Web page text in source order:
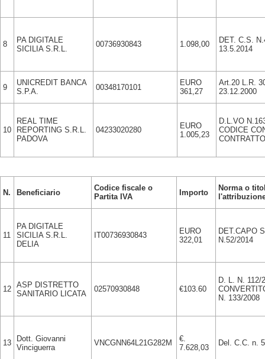
8
PA DIGITALE
SICILIA S.R.L.
00736930843 1.098,00
DET. C.S.
13.5.2014
9
UNICREDIT BANCA
S.P.A.
00348170101
EURO
361,27
Art.20 L.R.
23.12.2000
10
REAL TIME
REPORTING S.R.L.
PADOVA
04233020280
EURO
1.005,23
D.L.VO
CODICE
N. Beneficiario
Codice fiscale o
Partita IVA
Importo
Norma o
11
PA DIGITALE
SICILIA S.R.L.
DELIA
IT00736930843
EURO
322,01
DET.CAPO
N.52/2014
12 ASP DISTRETTO
SANITARIO LICATA
02570930848 €103.60
D. L. N. 112/
N. 133/2008
13
Dott. Giovanni
Vinciguerra
VNCGNN64L21G282M
€.
7.628,03
Del. C.C. n.